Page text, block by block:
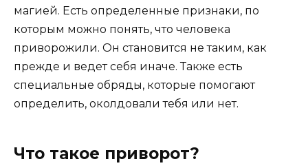
магией. Есть определенные признаки, по
которым можно понять, что человека
приворожили. Он становится не таким, как
прежде и ведет себя иначе. Также есть
специальные обряды, которые помогают
определить, околдовали тебя или нет.
Что такое приворот?